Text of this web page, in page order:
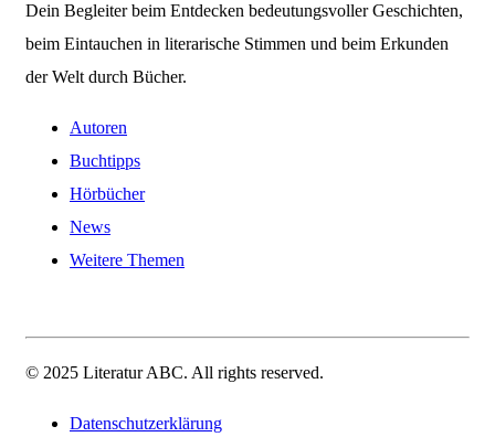
Dein Begleiter beim Entdecken bedeutungsvoller Geschichten,
beim Eintauchen in literarische Stimmen und beim Erkunden
der Welt durch Bücher.
Autoren
Buchtipps
Hörbücher
News
Weitere Themen
© 2025 Literatur ABC. All rights reserved.
Datenschutzerklärung